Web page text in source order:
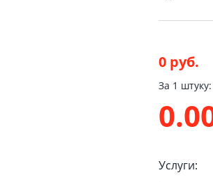
0 руб.
За 1 штуку:
Услуги: